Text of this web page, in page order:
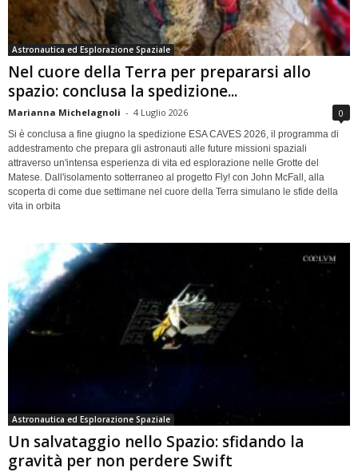
Astronautica ed Esplorazione Spaziale
Nel cuore della Terra per prepararsi allo
spazio: conclusa la spedizione...
Marianna Michelagnoli - 4 Luglio 2026 0
Si è conclusa a fine giugno la spedizione ESA CAVES 2026, il programma di
addestramento che prepara gli astronauti alle future missioni spaziali
attraverso un'intensa esperienza di vita ed esplorazione nelle Grotte del
Matese. Dall'isolamento sotterraneo al progetto Fly! con John McFall, alla
scoperta di come due settimane nel cuore della Terra simulano le sfide della
vita in orbita
Astronautica ed Esplorazione Spaziale
Un salvataggio nello Spazio: sfidando la
gravità per non perdere Swift